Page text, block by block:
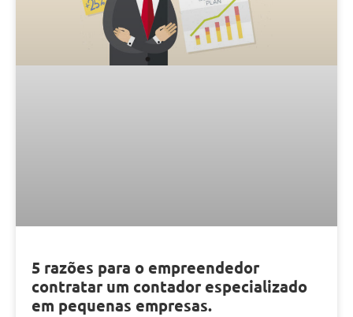
5 razões para o empreendedor
contratar um contador especializado
em pequenas empresas.